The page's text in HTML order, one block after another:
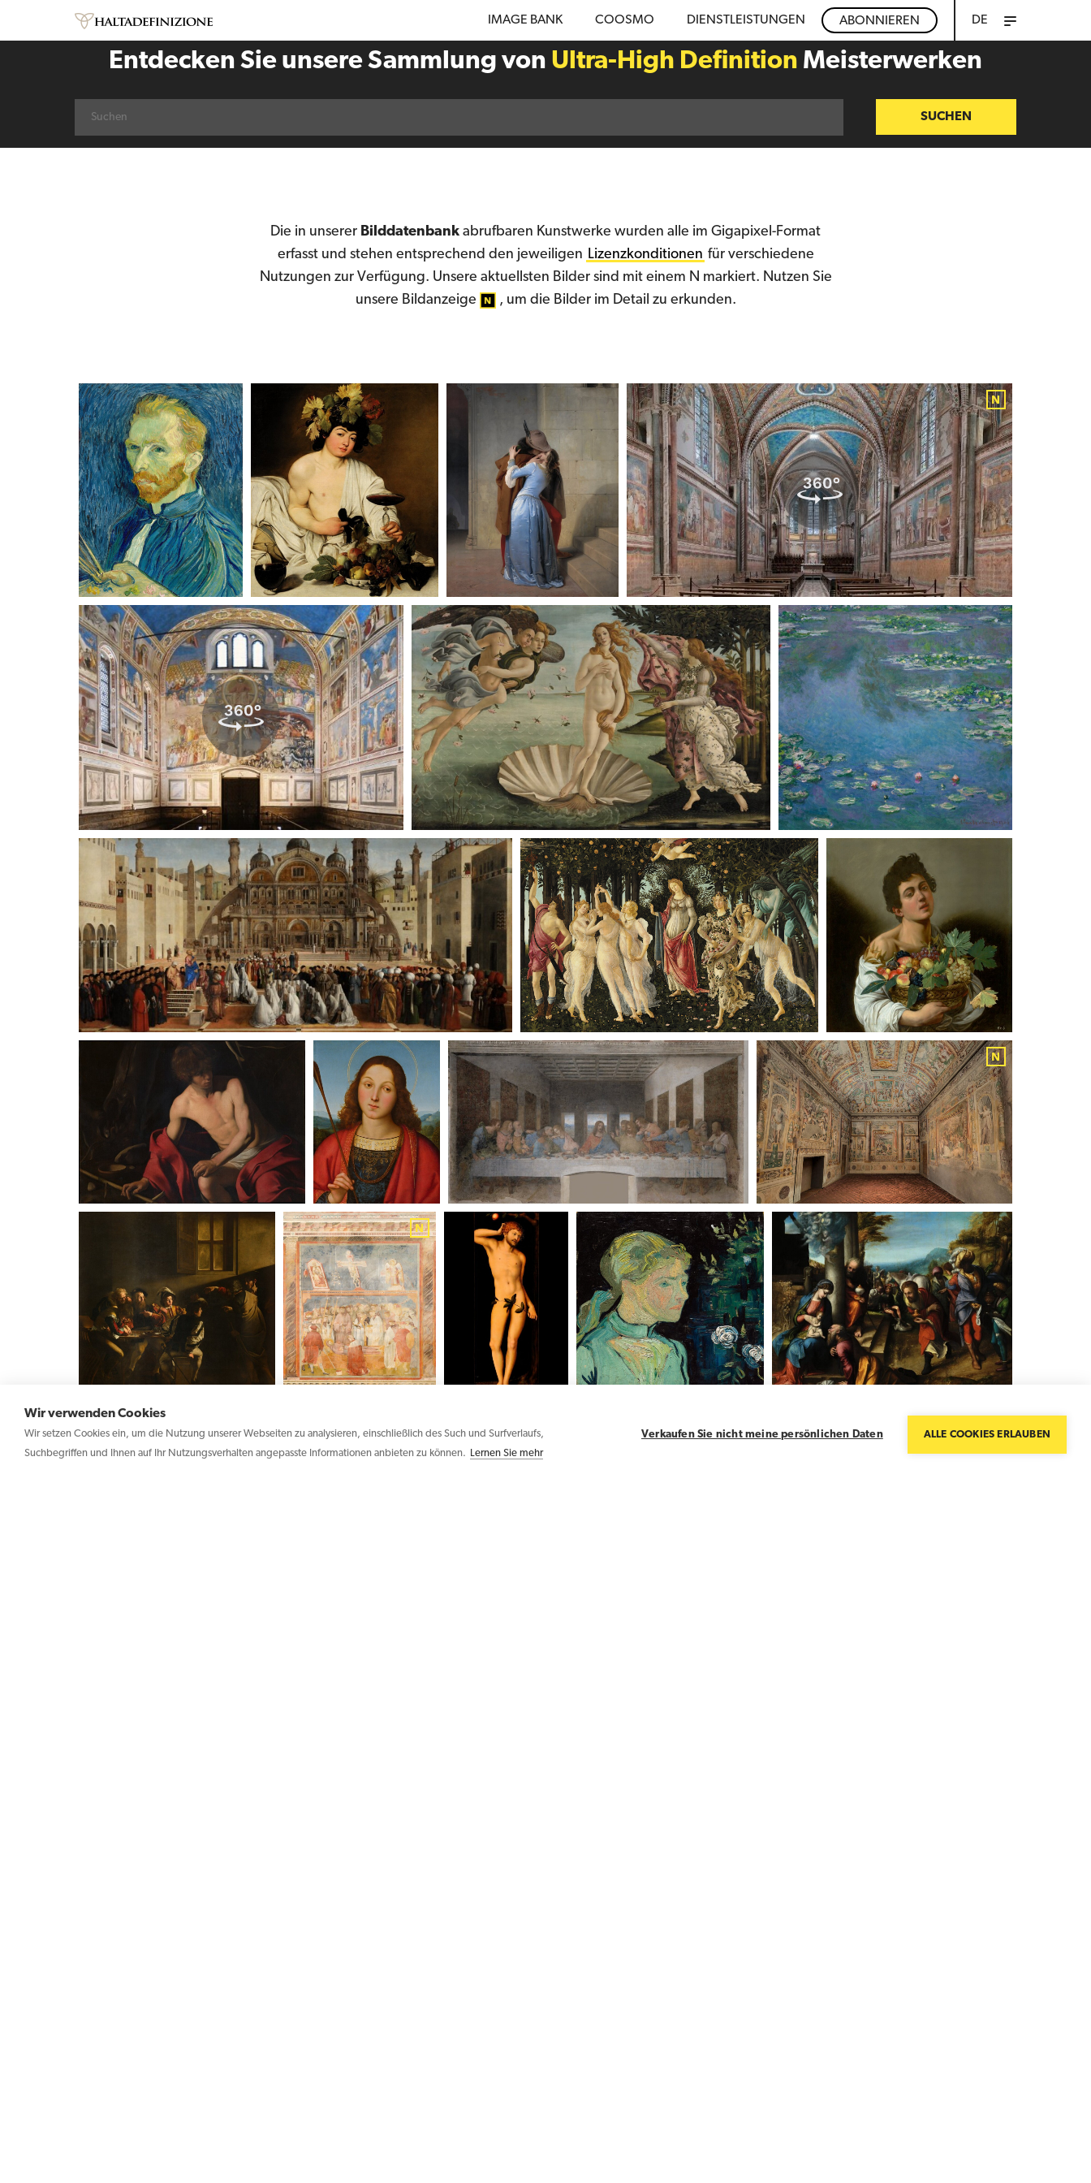
Wir verwenden Cookies
Wir setzen Cookies ein, um die Nutzung unserer Webseiten zu analysieren, einschließlich des Such und Surfverlaufs,
Suchbegriffen und Ihnen auf Ihr Nutzungsverhalten angepasste Informationen anbieten zu können.
Lernen Sie mehr
Verkaufen Sie nicht meine persönlichen Daten ALLE COOKIES ERLAUBEN
IMAGE BANK COOSMO DIENSTLEISTUNGEN ABONNIEREN DE
Entdecken Sie unsere Sammlung von Ultra-High Definition Meisterwerken
SUCHEN
Die in unserer Bilddatenbank abrufbaren Kunstwerke wurden alle im Gigapixel-Format
erfasst und stehen entsprechend den jeweiligen Lizenzkonditionen für verschiedene
Nutzungen zur Verfügung. Unsere aktuellsten Bilder sind mit einem N markiert. Nutzen Sie
unsere Bildanzeige
, um die Bilder im Detail zu erkunden.